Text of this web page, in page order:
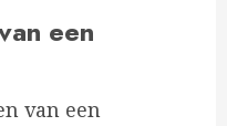
een
van een